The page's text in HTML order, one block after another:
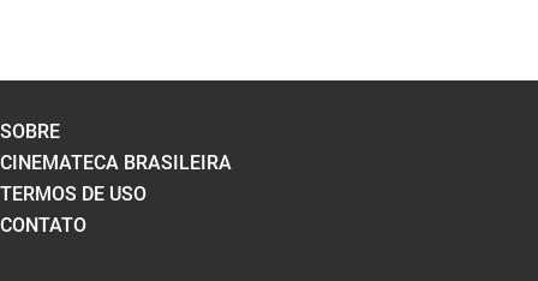
SOBRE
CINEMATECA BRASILEIRA
TERMOS DE USO
CONTATO